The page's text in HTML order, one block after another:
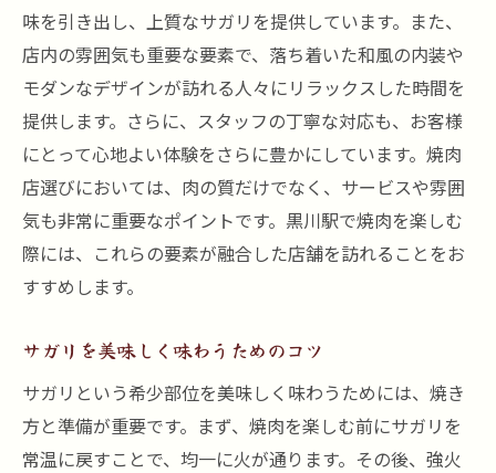
黒川駅の焼肉店で提供されるサガリ
脂の甘みを最大限に引き出す焼き方
焼肉と共に楽しむワインの選び方
サガリと相性抜群の野菜料理
地域で採れる焼肉に合う食材
焼肉の極み黒毛和牛サガリを黒川で楽しむ
黒毛和牛サガリが主役の焼肉コース
サガリを中心にした焼肉ディナーの提案
焼肉にこだわる店主のインタビュー
サガリ焼肉と相性の良いデザート
特別な日に訪れたい焼肉店
味を引き出し、上質なサガリを提供しています。また、
店内の雰囲気も重要な要素で、落ち着いた和風の内装や
モダンなデザインが訪れる人々にリラックスした時間を
提供します。さらに、スタッフの丁寧な対応も、お客様
にとって心地よい体験をさらに豊かにしています。焼肉
店選びにおいては、肉の質だけでなく、サービスや雰囲
気も非常に重要なポイントです。黒川駅で焼肉を楽しむ
際には、これらの要素が融合した店舗を訪れることをお
すすめします。
サガリを美味しく味わうためのコツ
サガリという希少部位を美味しく味わうためには、焼き
方と準備が重要です。まず、焼肉を楽しむ前にサガリを
常温に戻すことで、均一に火が通ります。その後、強火